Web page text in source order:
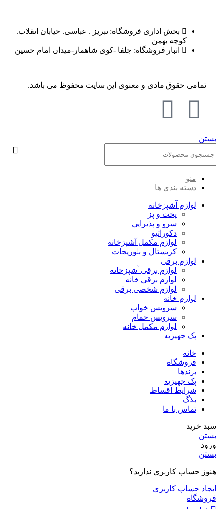
بخش اداری فروشگاه: تبریز . عباسی. خیابان انقلاب.
کوچه بهمن
انبار فروشگاه: جلفا -کوی شاهمار-میدان امام حسین
تمامی حقوق مادی و معنوی این سایت محفوظ می باشد.
بستن
منو
دسته بندی ها
لوازم آشپزخانه
پخت و پز
سرو و پذیرایی
دکوراتیو
لوازم مکمل آشپزخانه
کریستال و بلوریجات
لوازم برقی
لوازم برقی آشپزخانه
لوازم برقی خانه
لوازم شخصی برقی
لوازم خانه
سرویس خواب
سرویس حمام
لوازم مکمل خانه
پک جهیزیه
خانه
فروشگاه
برندها
پک جهیزیه
شرایط اقساط
بلاگ
تماس با ما
سبد خرید
بستن
ورود
بستن
هنوز حساب کاربری ندارید؟
ایجاد حساب کاربری
فروشگاه